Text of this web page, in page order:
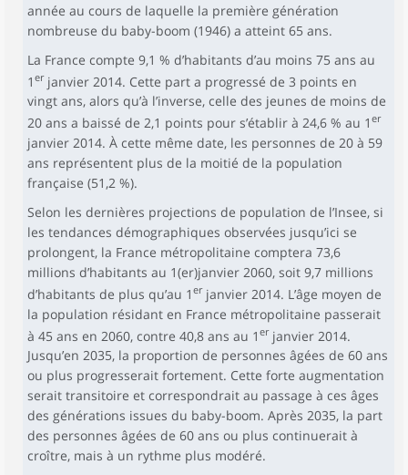
année au cours de laquelle la première génération
nombreuse du baby-boom (1946) a atteint 65 ans.
La France compte 9,1 % d’habitants d’au moins 75 ans au
1 erjanvier 2014. Cette part a progressé de 3 points en
vingt ans, alors qu’à l’inverse, celle des jeunes de moins de
20 ans a baissé de 2,1 points pour s’établir à 24,6 % au 1 er
janvier 2014. À cette même date, les personnes de 20 à 59
ans représentent plus de la moitié de la population
française (51,2 %).
Selon les dernières projections de population de l’Insee, si
les tendances démographiques observées jusqu’ici se
prolongent, la France métropolitaine comptera 73,6
millions d’habitants au 1(er)janvier 2060, soit 9,7 millions
d’habitants de plus qu’au 1 erjanvier 2014. L’âge moyen de
la population résidant en France métropolitaine passerait
à 45 ans en 2060, contre 40,8 ans au 1 erjanvier 2014.
Jusqu’en 2035, la proportion de personnes âgées de 60 ans
ou plus progresserait fortement. Cette forte augmentation
serait transitoire et correspondrait au passage à ces âges
des générations issues du baby-boom. Après 2035, la part
des personnes âgées de 60 ans ou plus continuerait à
croître, mais à un rythme plus modéré.